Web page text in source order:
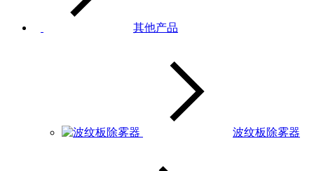
其他产品
波纹板除雾器